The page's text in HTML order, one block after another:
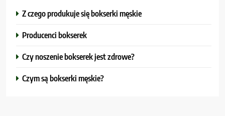
Z czego produkuje się bokserki męskie
Producenci bokserek
Czy noszenie bokserek jest zdrowe?
Czym są bokserki męskie?